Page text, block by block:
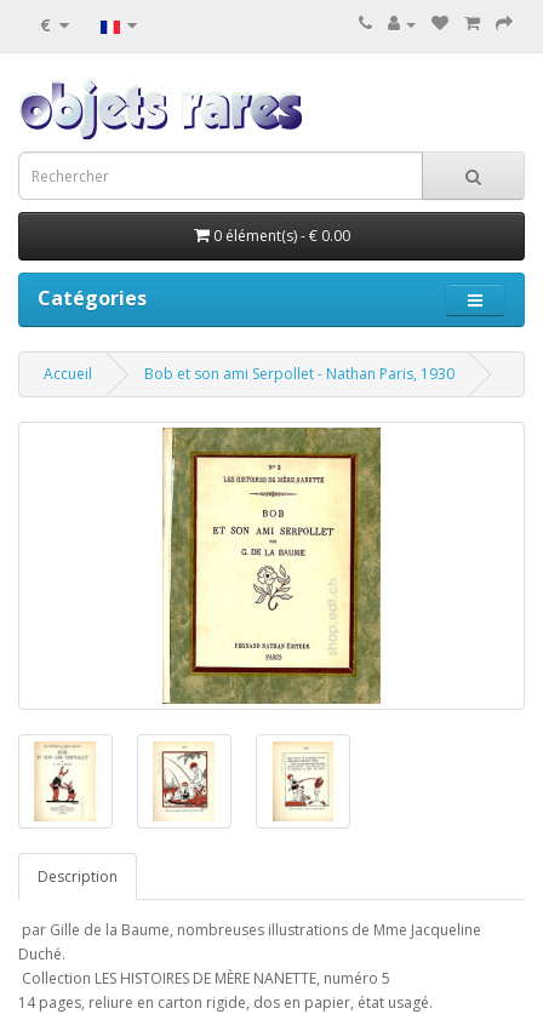
€
0 élément(s) - € 0.00
Catégories
Accueil Bob et son ami Serpollet - Nathan Paris, 1930
Description
par Gille de la Baume, nombreuses illustrations de Mme Jacqueline
Duché.
Collection LES HISTOIRES DE MÈRE NANETTE, numéro 5
14 pages, reliure en carton rigide, dos en papier, état usagé.